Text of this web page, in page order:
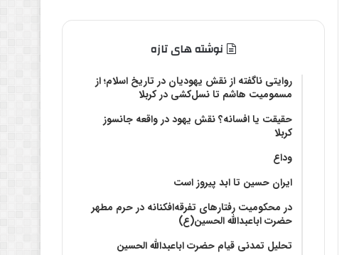
نوشته های تازه
روایتی ناگفته از نقش یهودیان در تاریخ اسلام؛ از
مسمومیت هاشم تا نسل‌کشی در کربلا
حقیقت یا افسانه؟‌ نقش یهود در واقعه جانسوز
کربلا
وداع
ایران حسین تا ابد پیروز است
در محکومیت رفتارهای تفرقه‌افکنانه در حرم مطهر
حضرت اباعبدالله الحسین(ع)
تحلیل تمدنی قیام حضرت اباعبدالله الحسین